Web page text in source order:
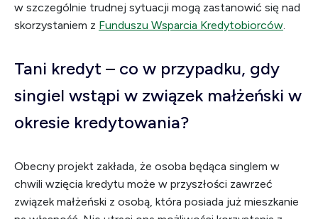
w szczególnie trudnej sytuacji mogą zastanowić się nad
skorzystaniem z Funduszu Wsparcia Kredytobiorców.
Tani kredyt – co w przypadku, gdy
singiel wstąpi w związek małżeński w
okresie kredytowania?
Obecny projekt zakłada, że osoba będąca singlem w
chwili wzięcia kredytu może w przyszłości zawrzeć
związek małżeński z osobą, która posiada już mieszkanie